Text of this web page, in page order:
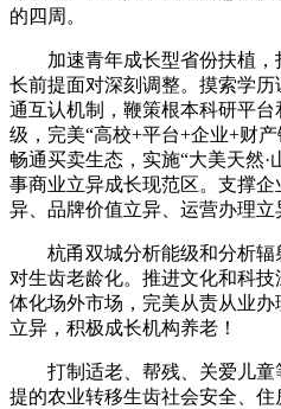
的四周。
加速青年成长型省份扶植，
长前提面对深刻调整。摸索学
通互认机制，鞭策根本科研平
级，完美“高校+平台+企业+财
畅通买卖生态，实施“大美天然
事商业立异成长现范区。支撑
异、品牌价值立异、运营办理立
杭甬双城分析能级和分析辐
对生齿老龄化。推进文化和科
体化场外市场，完美从责从业
立异，积极成长机构养老！
打制适老、帮残、关爱儿童
提的农业转移生齿社会安全、